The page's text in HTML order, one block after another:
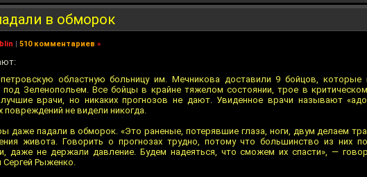
в обморок
| 510 комментариев »
областную больницу им. Мечникова доставили 9 бойцов, которые
под Зеленопольем. Все бойцы в крайне тяжелом состоянии, трое в
врачи, но никаких прогнозов не дают. Увиденное врачи называют
повреждений не видели никогда.
даже падали в обморок. «Это раненые, потерявшие глаза, ноги, двум делаем
живота. Говорить о прогнозах трудно, потому что большинство из них
даже не держали давление. Будем надеяться, что сможем их спасти», —
Сергей Рыженко.